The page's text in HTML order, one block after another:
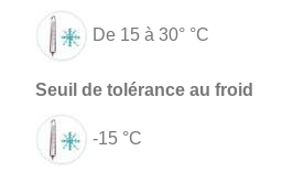
De 15 à 30° °C
-15 °C